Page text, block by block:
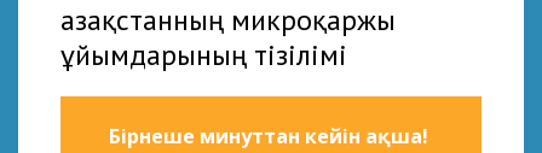
Қазақстанның микроқаржы
ұйымдарының тізілімі
Бірнеше минуттан кейін ақша!